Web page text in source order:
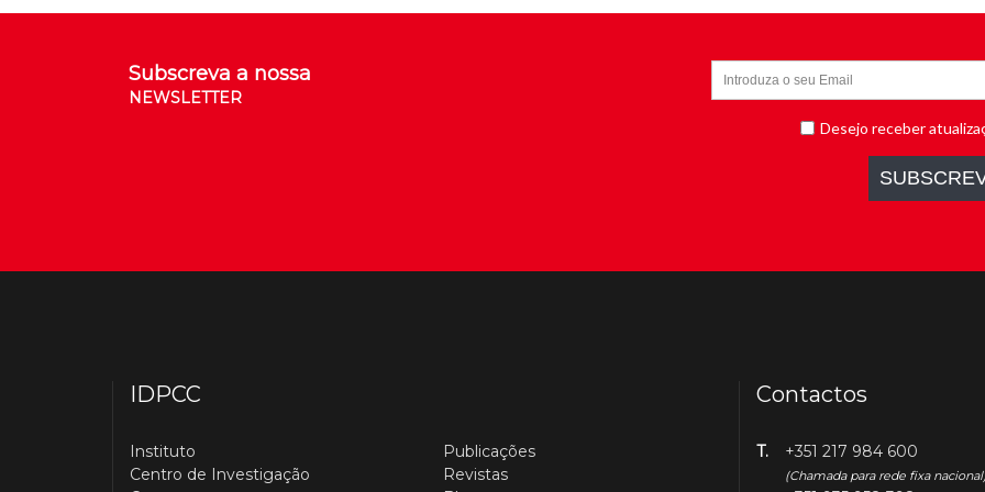
Subscreva a nossa
NEWSLETTER
IDPCC
Instituto
Centro de Investigação
Publicações
Revistas
Contactos
T. +351 217 984 600
(Chamada para rede fixa